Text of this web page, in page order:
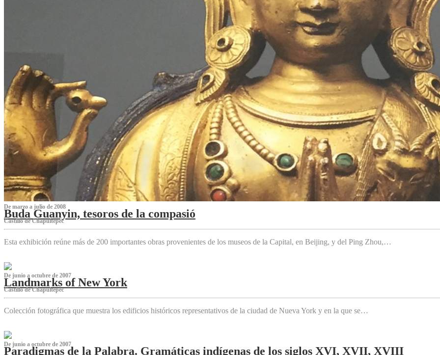
De marzo a julio de 2008
Buda Guanyin, tesoros de la compasió
Castillo de Chapultepec
Esta exhibición reúne más de 200 importantes obras provenientes de los museos de la Capital, en Beijing, y del Ping Zhou,…
De junio a octubre de 2007
Landmarks of New York
Castillo de Chapultepec
Colección fotográfica que muestra los edificios históricos representativos de la ciudad de Nueva York y en la que se…
De junio a octubre de 2007
Paradigmas de la Palabra. Gramáticas indígenas de los siglos XVI, XVII, XVIII